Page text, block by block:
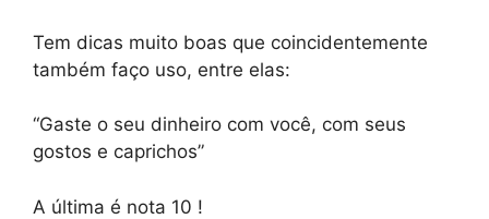
Tem dicas muito boas que coincidentemente
também faço uso, entre elas:
“Gaste o seu dinheiro com você, com seus
gostos e caprichos”
A última é nota 10 !